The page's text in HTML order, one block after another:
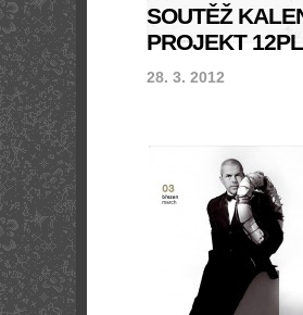
SOUTĚŽ
PROJEKT
28. 3. 2012